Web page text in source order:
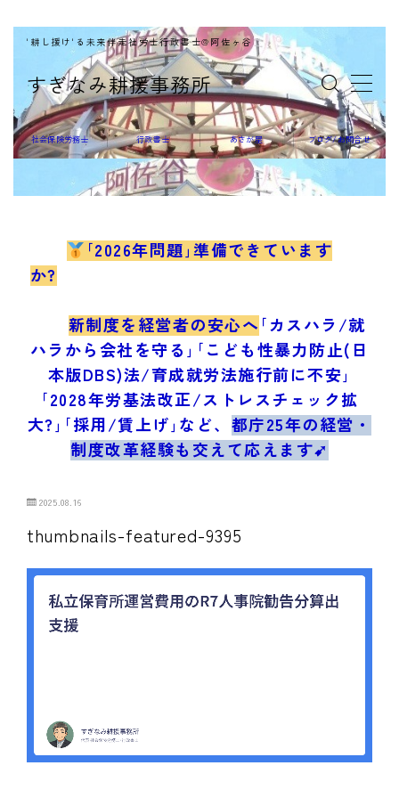
すぎなみ耕援事務所
'耕し援け'る未来伴走社労士行政書士@阿佐ヶ谷
MENU
社会保険労務士
あさが屋
ブログ/お問合せ
社会保険労務士 行政書士 あさが屋 ブログ/お問合せ
｢2026年問題｣準備できています
か?
新制度を経営者の安心へ ｢カスハラ/就
ハラから会社を守る｣｢こども性暴力防止(日
本版DBS)法/育成就労法施行前に不安｣
｢2028年労基法改正/ストレスチェック拡
大?｣｢採用/賃上げ｣など、 都庁25年の経営・
制度改革経験も交えて応えます➹
2025.08.16
thumbnails-featured-9395